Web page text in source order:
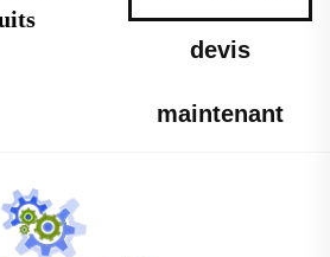
devis
maintenant